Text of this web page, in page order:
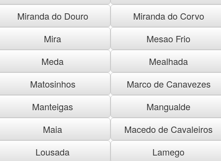
Miranda do Douro
Miranda do Corvo
Mira
Mesao Frio
Meda
Mealhada
Matosinhos
Marco de Canavezes
Manteigas
Mangualde
Maia
Macedo de Cavaleiros
Lousada
Lamego